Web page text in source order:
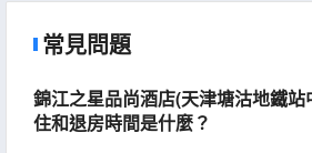
常見問題
錦江之星品尚酒店(天津塘沽地鐵
住和退房時間是什麼？